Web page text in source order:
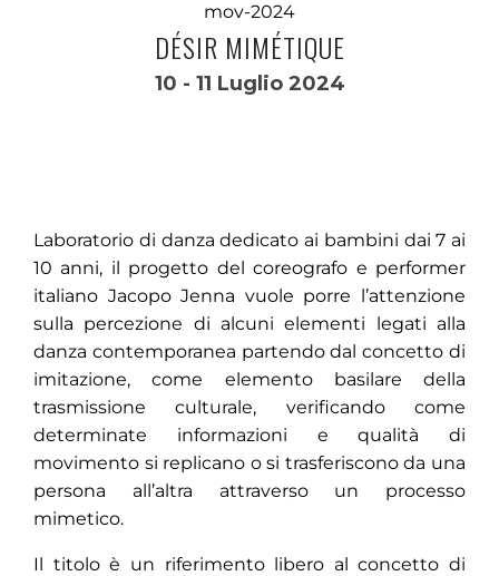
mov-2024
DÉSIR MIMÉTIQUE
10 - 11 Luglio 2024
Laboratorio di danza dedicato ai bambini dai 7 ai
10 anni, il progetto del coreografo e performer
italiano Jacopo Jenna vuole porre l’attenzione
sulla percezione di alcuni elementi legati alla
danza contemporanea partendo dal concetto di
imitazione, come elemento basilare della
trasmissione culturale, verificando come
determinate informazioni e qualità di
movimento si replicano o si trasferiscono da una
persona all’altra attraverso un processo
mimetico.
Il titolo è un riferimento libero al concetto di